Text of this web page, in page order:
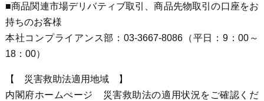
■商品関連市場デリバティブ取引、商品先物取引の口座をお
持ちのお客様
本社コンプライアンス部：03-3667-8086（平日：9：00～
18：00）
【 災害救助法適用地域 】
内閣府ホームぺージ 災害救助法の適用状況をご確認くだ